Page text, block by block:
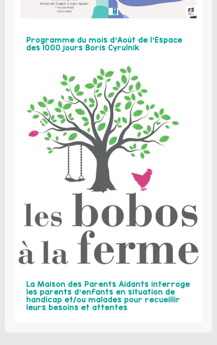
Programme du mois d’Août de l’Espace
des 1000 jours Boris Cyrulnik
La Maison des Parents Aidants interroge
les parents d’enfants en situation de
handicap et/ou malades pour recueillir
leurs besoins et attentes